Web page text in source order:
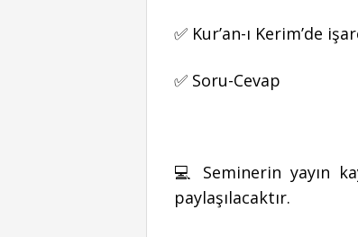
✅ Kur’an-ı Kerim’de
✅ Soru-Cevap
💻 Seminerin yayın
paylaşılacaktır.